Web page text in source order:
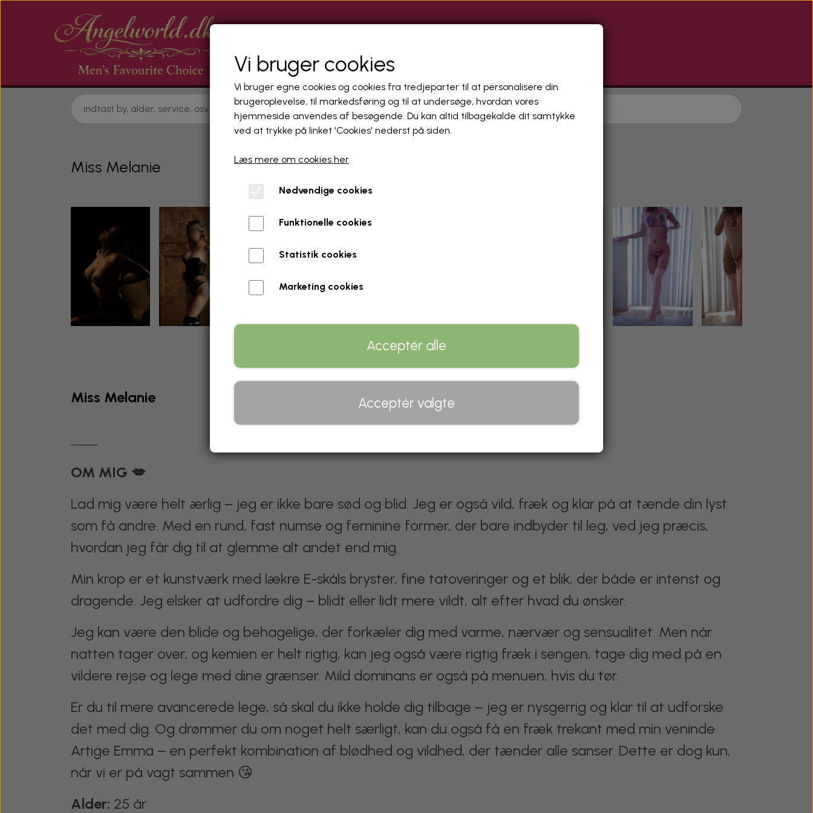
Miss Melanie
Miss Melanie
⸻
OM MIG 💋
Lad mig være helt ærlig – jeg er ikke bare sød og blid. Jeg er også vild, fræk og klar på at tænde din lyst
som få andre. Med en rund, fast numse og feminine former, der bare indbyder til leg, ved jeg præcis,
hvordan jeg får dig til at glemme alt andet end mig.
Min krop er et kunstværk med lækre E-skåls bryster, fine tatoveringer og et blik, der både er intenst og
dragende. Jeg elsker at udfordre dig – blidt eller lidt mere vildt, alt efter hvad du ønsker.
Jeg kan være den blide og behagelige, der forkæler dig med varme, nærvær og sensualitet. Men når
natten tager over, og kemien er helt rigtig, kan jeg også være rigtig fræk i sengen, tage dig med på en
vildere rejse og lege med dine grænser. Mild dominans er også på menuen, hvis du tør.
Er du til mere avancerede lege, så skal du ikke holde dig tilbage – jeg er nysgerrig og klar til at udforske
det med dig. Og drømmer du om noget helt særligt, kan du også få en fræk trekant med min veninde
Artige Emma – en perfekt kombination af blødhed og vildhed, der tænder alle sanser. Dette er dog kun,
når vi er på vagt sammen 😘
Alder: 25 år
Vi bruger cookies
Vi bruger egne cookies og cookies fra tredjeparter til at personalisere din
brugeroplevelse, til markedsføring og til at undersøge, hvordan vores
hjemmeside anvendes af besøgende. Du kan altid tilbagekalde dit samtykke
ved at trykke på linket 'Cookies' nederst på siden.
Læs mere om cookies her
Nødvendige cookies
Funktionelle cookies
Statistik cookies
Marketing cookies
Acceptér alle
Acceptér valgte